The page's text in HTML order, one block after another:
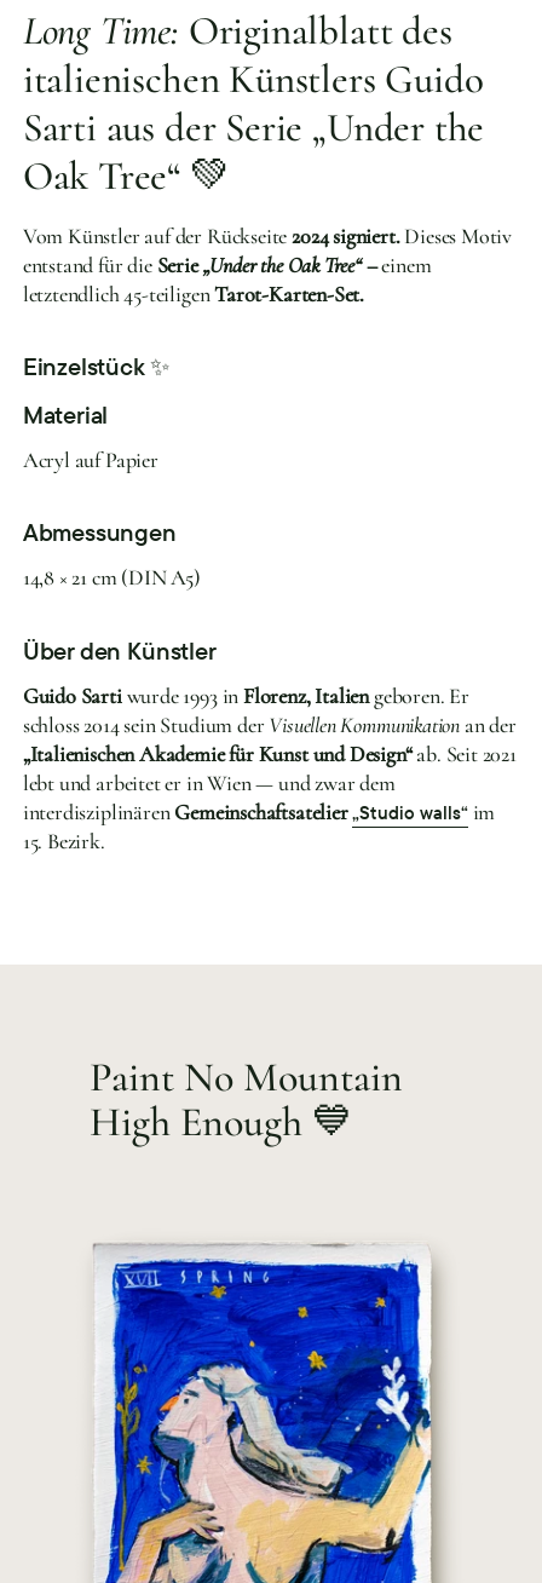
Long Time: Originalblatt des
italienischen Künstlers Guido
Sarti aus der Serie „Under the
Oak Tree“ 💚
Vom Künstler auf der Rückseite2024 signiert.Dieses Motiv
entstand für die Serie„Under the Oak Tree“ –einem
letztendlich 45-teiligenTarot-Karten-Set.
Einzelstück ✨
Material
Acryl auf Papier
Abmessungen
14,8 × 21 cm (DIN A5)
Über den Künstler
Guido Sartiwurde 1993 inFlorenz, Italiengeboren. Er
schloss 2014 sein Studium derVisuellen Kommunikation an der
„Italienischen Akademie für Kunst und Design“ab. Seit 2021
lebt und arbeitet er in Wien — und zwar dem
interdisziplinärenGemeinschaftsatelier„Studio walls“im
15. Bezirk.
Paint No Mountain
High Enough 💙